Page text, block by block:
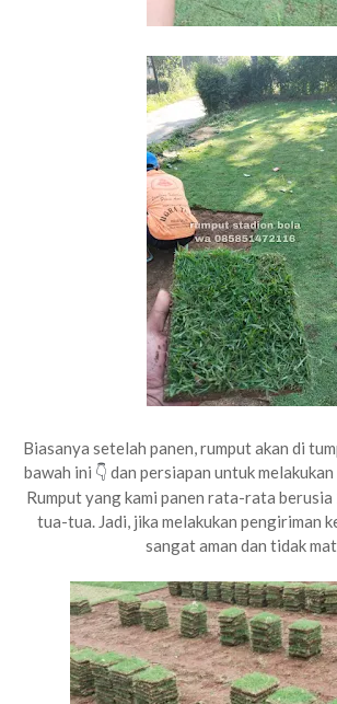
Biasanya setelah panen, rumput akan di
bawah ini 👇 dan persiapan untuk
Rumput yang kami panen rata-rata berusia
tua-tua. Jadi, jika melakukan pengiriman
sangat aman dan tidak